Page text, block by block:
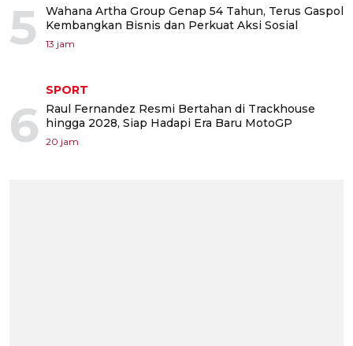
5
Wahana Artha Group Genap 54 Tahun, Terus Gaspol
Kembangkan Bisnis dan Perkuat Aksi Sosial
13 jam
6
SPORT
Raul Fernandez Resmi Bertahan di Trackhouse
hingga 2028, Siap Hadapi Era Baru MotoGP
20 jam